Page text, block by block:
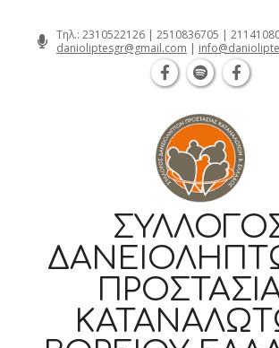
Τηλ.: 2310522126 | 2510836705 |
danioliptesgr@gmail.com |